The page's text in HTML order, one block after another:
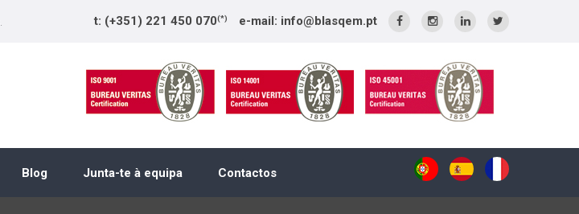
t: (+351) 221 450 070(*) e-mail: info@blasqem.pt
Blog Junta-te à equipa Contactos